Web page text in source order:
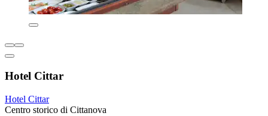
Hotel Cittar
Hotel Cittar
Centro storico di Cittanova